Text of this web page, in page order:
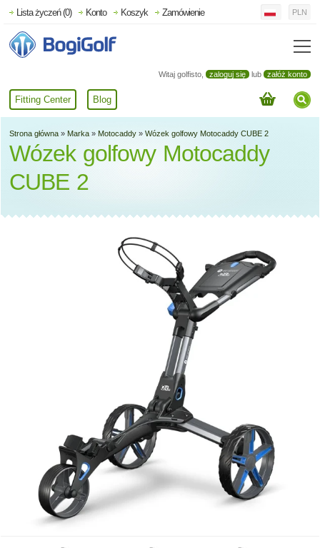
Witaj golfisto, zaloguj się lub załóż konto
Fitting Center Blog
Lista życzeń (0) Konto Koszyk Zamówienie PLN
Strona główna » Marka » Motocaddy » Wózek golfowy Motocaddy CUBE 2
Wózek golfowy Motocaddy
CUBE 2